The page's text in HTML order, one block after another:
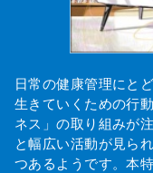
日常の健康管理にと
生きていくための行
ネス」の取り組みが
と幅広い活動が見ら
つあるようです。本